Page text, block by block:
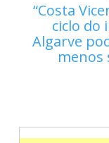
Costa
ciclo do
Algarve
menos